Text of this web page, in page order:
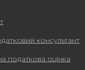
консультант
податкова оцінка